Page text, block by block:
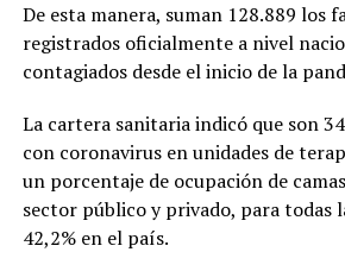
De esta manera, suman 128.889 los
registrados oficialmente a nivel
contagiados desde el inicio de la
La cartera sanitaria indicó que son
con coronavirus en unidades de
un porcentaje de ocupación de
sector público y privado, para todas
42,2% en el país.